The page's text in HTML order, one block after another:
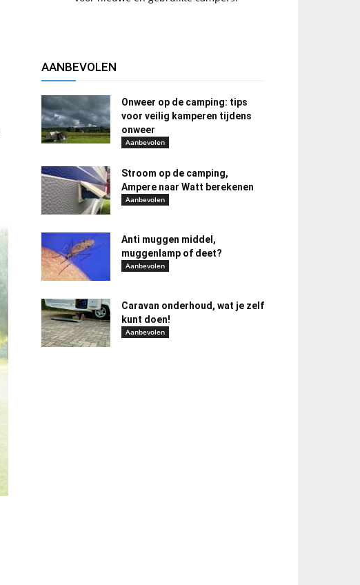
AANBEVOLEN
Onweer op de camping: tips
voor veilig kamperen tijdens
onweer
Aanbevolen
Stroom op de camping,
Ampere naar Watt berekenen
Aanbevolen
Anti muggen middel,
muggenlamp of deet?
Aanbevolen
Caravan onderhoud, wat je zelf
kunt doen!
Aanbevolen